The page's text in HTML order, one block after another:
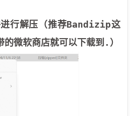
行解压（推荐Bandizip这
微软商店就可以下载到.）